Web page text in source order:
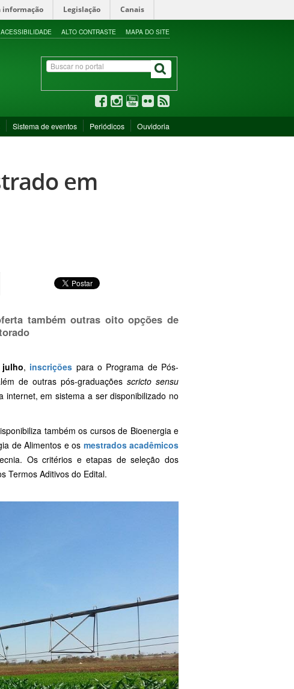
informação Legislação Canais
ACESSIBILIDADE ALTO CONTRASTE MAPA DO SITE
Sistema de eventos Periódicos Ouvidoria
em
também outras oito opções de
, inscrições para o Programa de Pós-
de outras pós-graduações scricto sensu
internet, em sistema a ser disponibilizado no
também os cursos de Bioenergia e
de Alimentos e os mestrados acadêmicos
Os critérios e etapas de seleção dos
Termos Aditivos do Edital.